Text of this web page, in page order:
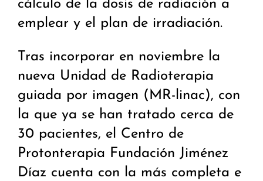
cálculo de la dosis de radiación a
emplear y el plan de irradiación.
Tras incorporar en noviembre la
nueva Unidad de Radioterapia
guiada por imagen (MR-linac), con
la que ya se han tratado cerca de
30 pacientes, el Centro de
Protonterapia Fundación Jiménez
Díaz cuenta con la más completa e